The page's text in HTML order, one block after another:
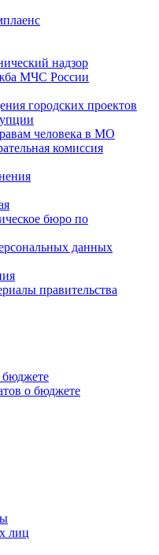
надзор
МЧС России
городских проектов
человека в МО
комиссия
бюро по
данных
правительства
бюджете
о бюджете
лиц